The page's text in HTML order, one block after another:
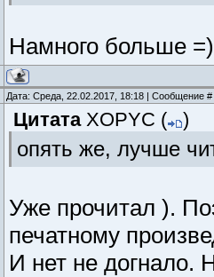
Намного больше
Дата: Среда, 22.02.2017, 18:18 | Сообщение #
Цитата XOPYC ( )
опять же, лучше
Уже прочитал ).
печатному
И нет не догнало.